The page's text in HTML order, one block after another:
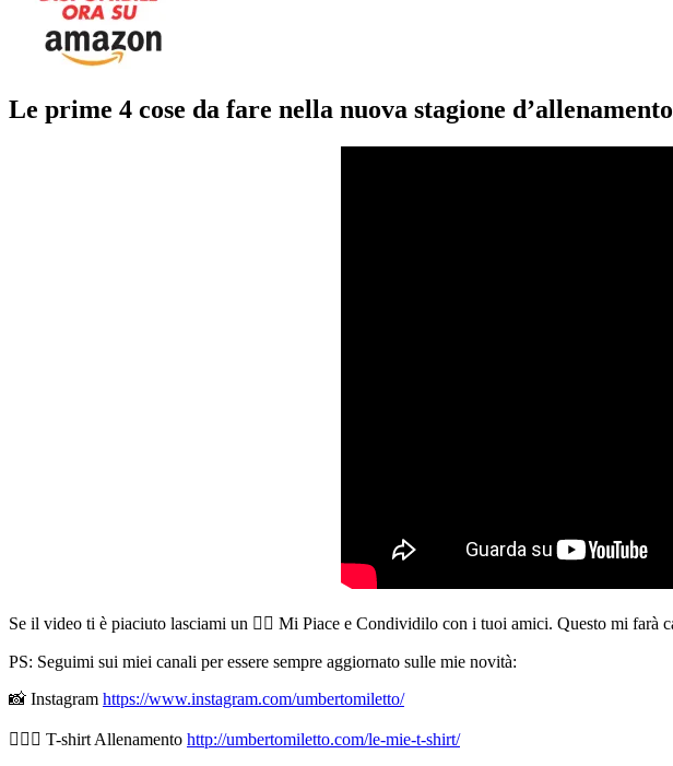
Le prime 4 cose da fare nella nuova stagione d’allenamento
Se il video ti è piaciuto lasciami un 👍🏻 Mi Piace e Condividilo con i tuoi amici. Questo mi
PS: Seguimi sui miei canali per essere sempre aggiornato sulle mie novità:
📸 Instagram https://www.instagram.com/umbertomiletto/
🏋🏻‍♂️ T-shirt Allenamento http://umbertomiletto.com/le-mie-t-shirt/